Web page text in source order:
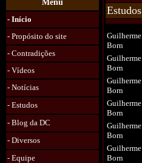
Menu
- Início
- Propósito do site
- Contradições
- Vídeos
- Notícias
- Estudos
- Blog da DC
- Diversos
- Equipe
Estudos
Guilherme
Born
Guilherme
Born
Guilherme
Born
Guilherme
Born
Guilherme
Born
Guilherme
Born